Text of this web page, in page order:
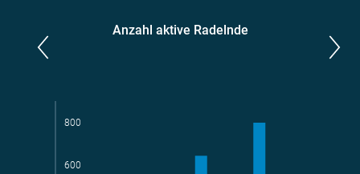
Anzahl aktive Radelnde
600
800